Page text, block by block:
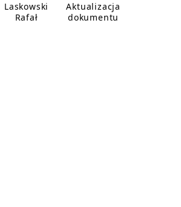
Laskowski
Rafał
Aktualizacja
dokumentu